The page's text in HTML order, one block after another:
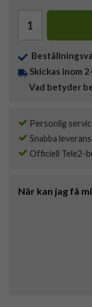
Skickas inom
Vad betyder
Personlig
Snabba
Officiell Tele2-
När kan jag få